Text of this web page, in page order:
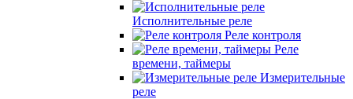
Исполнительные реле
Реле контроля
Реле
времени, таймеры
Измерительные
реле